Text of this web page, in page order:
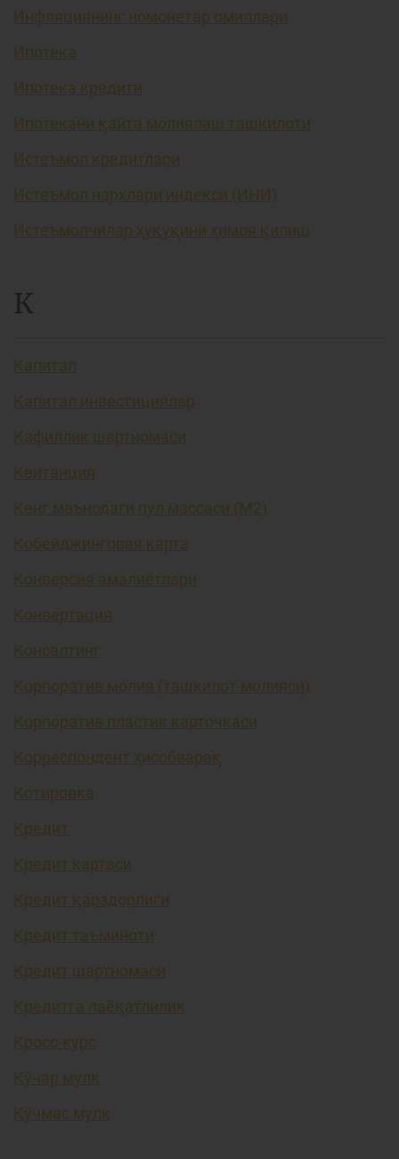
Инфляциянинг номонетар омиллари
Ипотека
Ипотека кредити
Ипотекани қайта молиялаш ташкилоти
Истеъмол кредитлари
Истеъмол нархлари индекси (ИНИ)
Истеъмолчилар ҳуқуқини ҳимоя қилиш
К
Капитал
Капитал инвестициялар
Кафиллик шартномаси
Квитанция
Кенг маънодаги пул массаси (М2)
Кобейджинговая карта
Конверсия амалиётлари
Конвертация
Консалтинг
Корпоратив молия (ташкилот молияси)
Корпоратив пластик карточкаси
Корреспондент ҳисобварақ
Котировка
Кредит
Кредит картаси
Кредит қарздорлиги
Кредит таъминоти
Кредит шартномаси
Кредитга лаёқатлилик
Кросс-курс
Кўчар мулк
Кўчмас мулк